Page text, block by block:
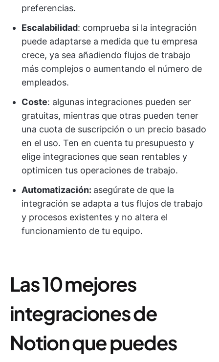
preferencias.
Escalabilidad: comprueba si la integración
puede adaptarse a medida que tu empresa
crece, ya sea añadiendo flujos de trabajo
más complejos o aumentando el número de
empleados.
Coste: algunas integraciones pueden ser
gratuitas, mientras que otras pueden tener
una cuota de suscripción o un precio basado
en el uso. Ten en cuenta tu presupuesto y
elige integraciones que sean rentables y
optimicen tus operaciones de trabajo.
Automatización: asegúrate de que la
integración se adapta a tus flujos de trabajo
y procesos existentes y no altera el
funcionamiento de tu equipo.
Las 10 mejores
integraciones de
Notion que puedes